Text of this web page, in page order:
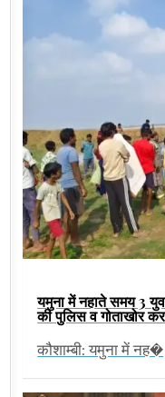
यमुना में नहाते समय 3
की पुलिस व गोताखोर
कौशाम्बी: यमुना में नह�